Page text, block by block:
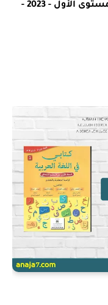
جذاذات المفيد في اللغة العربية المستوى الأول - 2023 -